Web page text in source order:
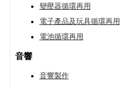
變壓器循環再用
電子產品及玩具循環再用
電池循環再用
音響
音響製作